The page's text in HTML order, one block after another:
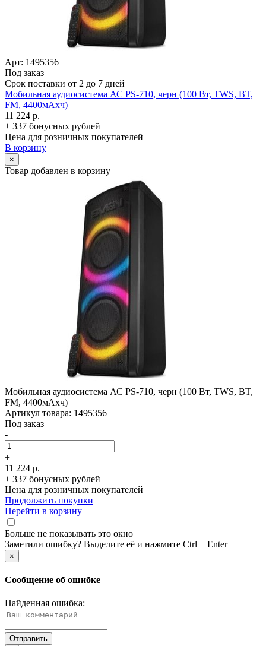
Арт: 1495356
Под заказ
Срок поставки от 2 до 7 дней
Мобильная аудиосистема АС PS-710, черн (100 Вт, TWS, BT,
FM, 4400мАxч)
11 224 р.
+ 337 бонусных рублей
Цена для розничных покупателей
В корзину
×
Товар добавлен в корзину
Мобильная аудиосистема АС PS-710, черн (100 Вт, TWS, BT,
FM, 4400мАxч)
Артикул товара: 1495356
Под заказ
-
+
11 224 р.
+ 337 бонусных рублей
Цена для розничных покупателей
Продолжить покупки
Перейти в корзину
Больше не показывать это окно
Заметили ошибку? Выделите её и нажмите Ctrl + Enter
×
Сообщение об ошибке
Найденная ошибка: